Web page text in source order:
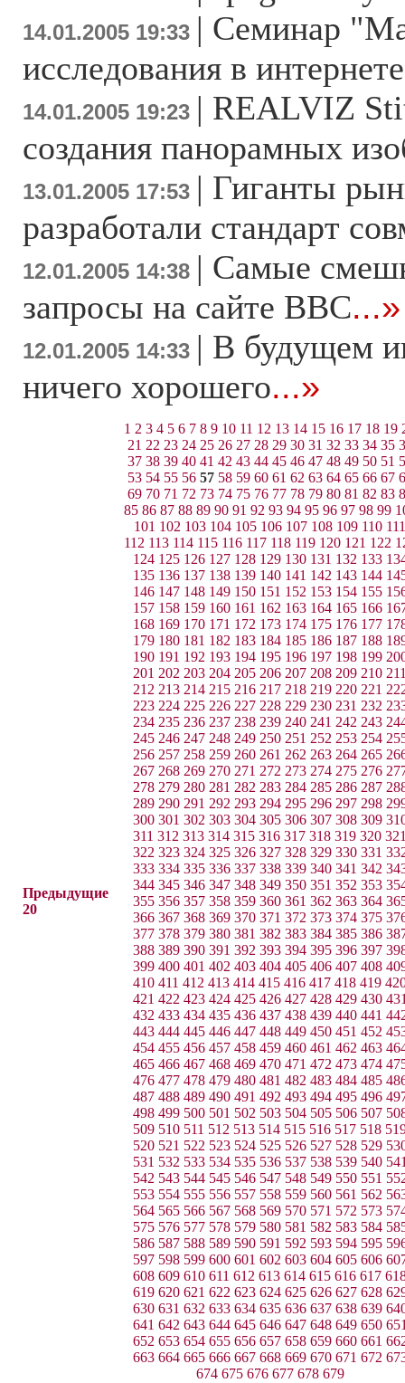
14.01.2005 19:33 | Семинар
исследования в
14.01.2005 19:23 | REALVIZ
создания панорамных
13.01.2005 17:53 | Гиганты
разработали стандарт
12.01.2005 14:38 | Самые
запросы на сайте ВВС...»
12.01.2005 14:33 | В будущем
ничего хорошего...»
Предыдущие
20
1 2 3 4 5 6 7 8 9 10 11 12 13 14 15 16 17 18 19
21 22 23 24 25 26 27 28 29 30 31 32 33 34 35
37 38 39 40 41 42 43 44 45 46 47 48 49 50 51
53 54 55 56 57 58 59 60 61 62 63 64 65 66 67
69 70 71 72 73 74 75 76 77 78 79 80 81 82 83
85 86 87 88 89 90 91 92 93 94 95 96 97 98 99
101 102 103 104 105 106 107 108 109 110 111
112 113 114 115 116 117 118 119 120 121 122
124 125 126 127 128 129 130 131 132 133
135 136 137 138 139 140 141 142 143 144
146 147 148 149 150 151 152 153 154 155
157 158 159 160 161 162 163 164 165 166
168 169 170 171 172 173 174 175 176 177
179 180 181 182 183 184 185 186 187 188
190 191 192 193 194 195 196 197 198 199
201 202 203 204 205 206 207 208 209 210
212 213 214 215 216 217 218 219 220 221
223 224 225 226 227 228 229 230 231 232
234 235 236 237 238 239 240 241 242 243
245 246 247 248 249 250 251 252 253 254
256 257 258 259 260 261 262 263 264 265
267 268 269 270 271 272 273 274 275 276
278 279 280 281 282 283 284 285 286 287
289 290 291 292 293 294 295 296 297 298
300 301 302 303 304 305 306 307 308 309
311 312 313 314 315 316 317 318 319 320
322 323 324 325 326 327 328 329 330 331
333 334 335 336 337 338 339 340 341 342
344 345 346 347 348 349 350 351 352 353
355 356 357 358 359 360 361 362 363 364
366 367 368 369 370 371 372 373 374 375
377 378 379 380 381 382 383 384 385 386
388 389 390 391 392 393 394 395 396 397
399 400 401 402 403 404 405 406 407 408
410 411 412 413 414 415 416 417 418 419
421 422 423 424 425 426 427 428 429 430
432 433 434 435 436 437 438 439 440 441
443 444 445 446 447 448 449 450 451 452
454 455 456 457 458 459 460 461 462 463
465 466 467 468 469 470 471 472 473 474
476 477 478 479 480 481 482 483 484 485
487 488 489 490 491 492 493 494 495 496
498 499 500 501 502 503 504 505 506 507
509 510 511 512 513 514 515 516 517 518
520 521 522 523 524 525 526 527 528 529
531 532 533 534 535 536 537 538 539 540
542 543 544 545 546 547 548 549 550 551
553 554 555 556 557 558 559 560 561 562
564 565 566 567 568 569 570 571 572 573
575 576 577 578 579 580 581 582 583 584
586 587 588 589 590 591 592 593 594 595
597 598 599 600 601 602 603 604 605 606
608 609 610 611 612 613 614 615 616 617
619 620 621 622 623 624 625 626 627 628
630 631 632 633 634 635 636 637 638 639
641 642 643 644 645 646 647 648 649 650
652 653 654 655 656 657 658 659 660 661
663 664 665 666 667 668 669 670 671 672
674 675 676 677 678 679